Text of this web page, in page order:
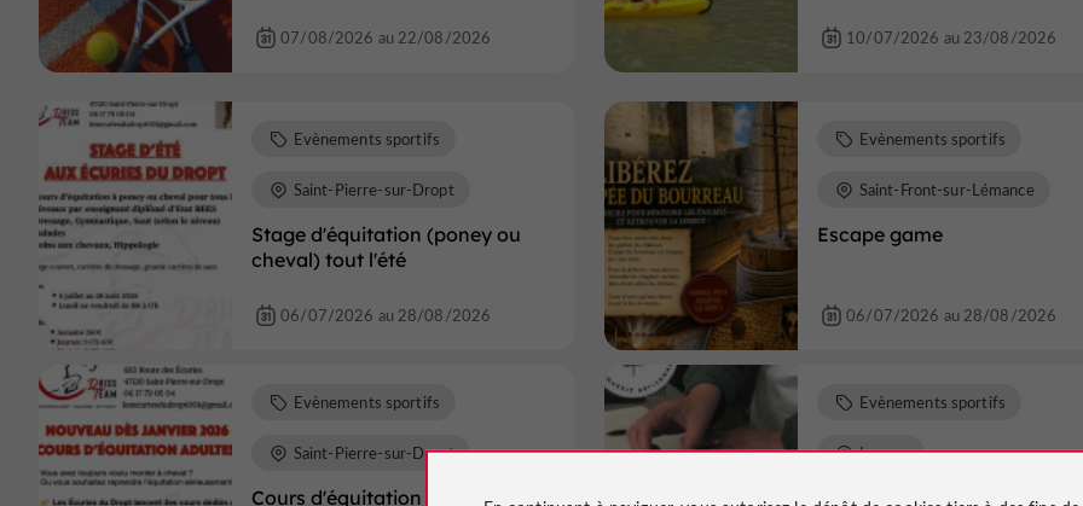
07/08/2026 au 22/08/2026 10/07/2026 au 23/08/2026
Stage d'équitation (poney ou
cheval) tout l'été
Evènements sportifs
Saint-Pierre-sur-Dropt
06/07/2026 au 28/08/2026
Escape game
Evènements sportifs
Saint-Front-sur-Lémance
06/07/2026 au 28/08/2026
Cours d'équitation pour adultes
Evènements sportifs
Saint-Pierre-sur-Dropt
Atelier Pure Aquitaine -
Evènements sportifs
Lauzun